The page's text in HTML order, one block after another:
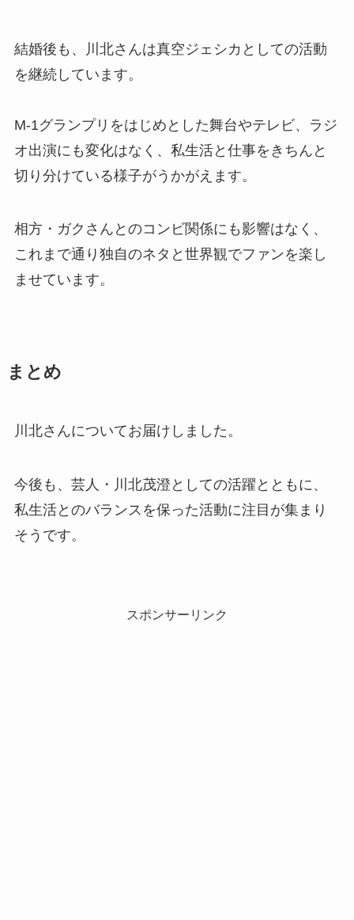
結婚後も、川北さんは真空ジェシカとしての活動
を継続しています。
M-1グランプリをはじめとした舞台やテレビ、ラジ
オ出演にも変化はなく、私生活と仕事をきちんと
切り分けている様子がうかがえます。
相方・ガクさんとのコンビ関係にも影響はなく、
これまで通り独自のネタと世界観でファンを楽し
ませています。
まとめ
川北さんについてお届けしました。
今後も、芸人・川北茂澄としての活躍とともに、
私生活とのバランスを保った活動に注目が集まり
そうです。
スポンサーリンク